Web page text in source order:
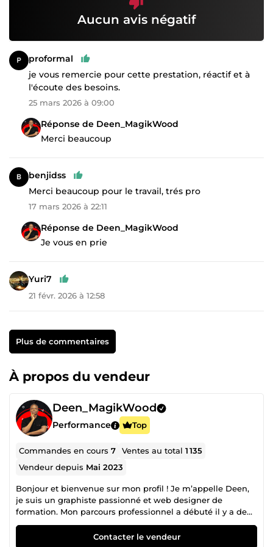
Aucun avis négatif
proformal
je vous remercie pour cette prestation, réactif et à
l'écoute des besoins.
25 mars 2026 à 09:00
Réponse de Deen_MagikWood
Merci beaucoup
benjidss
Merci beaucoup pour le travail, trés pro
17 mars 2026 à 22:11
Réponse de Deen_MagikWood
Je vous en prie
Yuri7
21 févr. 2026 à 12:58
Plus de commentaires
À propos du vendeur
Deen_MagikWood
Performance Top
Commandes en cours7 Ventes au total1 135
Vendeur depuis Mai 2023
Bonjour et bienvenue sur mon profil ! Je m’appelle Deen,
je suis un graphiste passionné et web designer de
formation. Mon parcours professionnel a débuté il y a de
cela 05 ans en agence où mes missions consistaient à la
création de tous types de support de communication
Contacter le vendeur